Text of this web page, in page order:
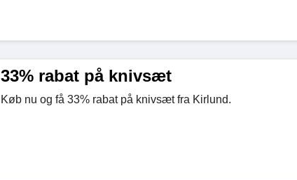
33% rabat på knivsæt
Køb nu og få 33% rabat på knivsæt fra Kirlund.